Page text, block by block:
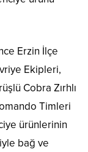
Erzin İlçe
Ekipleri,
Cobra Zırhlı
Timleri
ürünlerinin
bağ ve